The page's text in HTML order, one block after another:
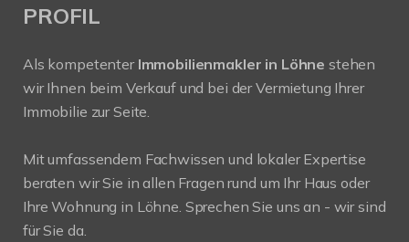
PROFIL
Als kompetenter Immobilienmakler in Löhne stehen
wir Ihnen beim Verkauf und bei der Vermietung Ihrer
Immobilie zur Seite.
Mit umfassendem Fachwissen und lokaler Expertise
beraten wir Sie in allen Fragen rund um Ihr Haus oder
Ihre Wohnung in Löhne. Sprechen Sie uns an - wir sind
für Sie da.